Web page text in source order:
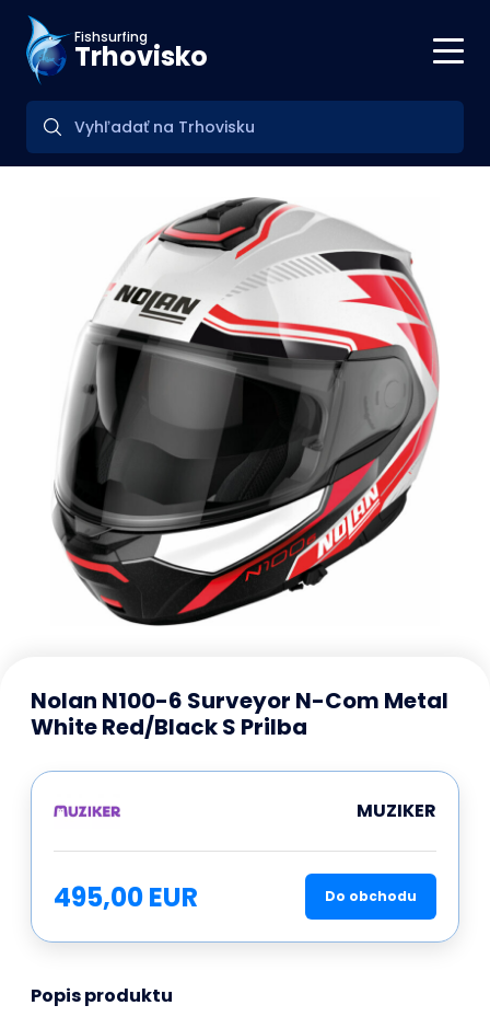
Fishsurfing
Trhovisko
Nolan N100-6 Surveyor N-Com Metal
White Red/Black S Prilba
MUZIKER
495,00 EUR Do obchodu
Popis produktu